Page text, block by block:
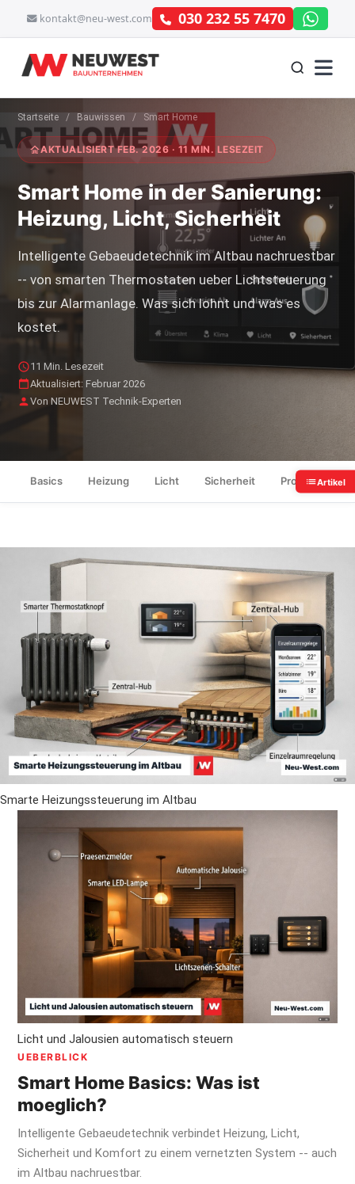
kontakt@neu-west.com 030 232 55 7470
Startseite / Bauwissen / Smart Home
AKTUALISIERT FEB. 2026 · 11 MIN. LESEZEIT
Smart Home in der Sanierung:
Heizung, Licht, Sicherheit
Intelligente Gebaeudetechnik im Altbau nachruestbar
-- von smarten Thermostaten ueber Lichtsteuerung
bis zur Alarmanlage. Was sich lohnt und was es
kostet.
11 Min. Lesezeit
Aktualisiert: Februar 2026
Von NEUWEST Technik-Experten
Basics Heizung Licht Sicherheit ProtokolleArtikel
Smarte Heizungssteuerung im Altbau
Licht und Jalousien automatisch steuern
UEBERBLICK
Smart Home Basics: Was ist
moeglich?
Intelligente Gebaeudetechnik verbindet Heizung, Licht,
Sicherheit und Komfort zu einem vernetzten System -- auch
im Altbau nachruestbar.